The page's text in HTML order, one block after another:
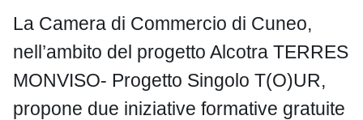
La Camera di Commercio di Cuneo,
nell’ambito del progetto Alcotra TERRES
MONVISO- Progetto Singolo T(O)UR,
propone due iniziative formative gratuite